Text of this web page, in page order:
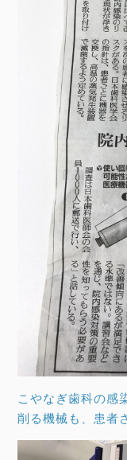
こやなぎ歯科の感
削る機械も、患者